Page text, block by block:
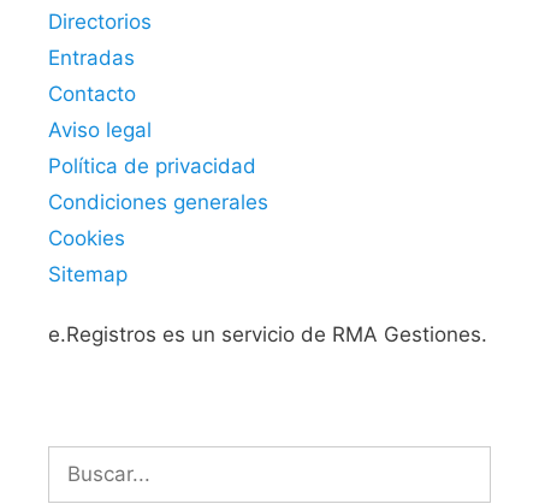
Directorios
Entradas
Contacto
Aviso legal
Política de privacidad
Condiciones generales
Cookies
Sitemap
e.Registros es un servicio de RMA Gestiones.
Buscar: